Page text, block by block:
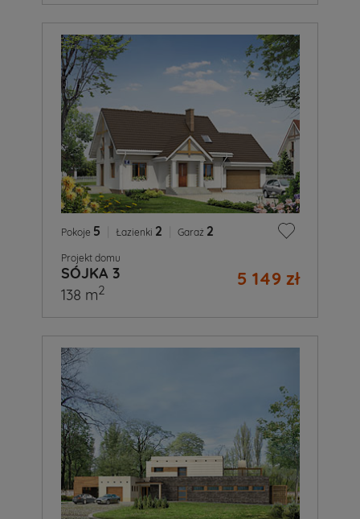
Pokoje 5 Łazienki 2 Garaż 2
Projekt domu
SÓJKA 3 5 149 zł
138 m2